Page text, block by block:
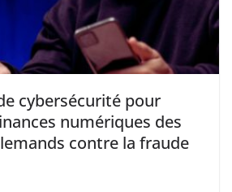
cybersécurité pour
numériques des
contre la fraude